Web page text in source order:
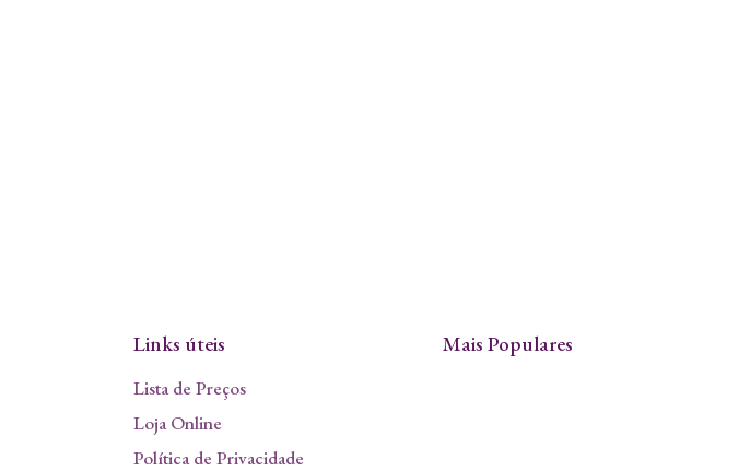
Links úteis
Lista de Preços
Loja Online
Política de Privacidade
Mais Populares